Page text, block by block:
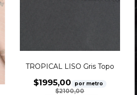
TROPICAL LISO Gris Topo
$1995,00 por metro
$2100,00